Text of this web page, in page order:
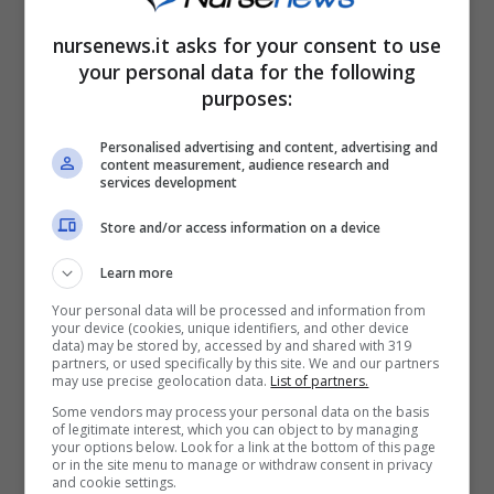
Il nome scelto per i taxi volanti èeVTOL
acronimo di electric vertical take-off and
landing, sono una specie di misto tra un drone
e un elicottero con la capacità di decollare e
nursenews.it asks for your consent to use
your personal data for the following
purposes:
Personalised advertising and content, advertising and
content measurement, audience research and
services development
Store and/or access information on a device
Learn more
Your personal data will be processed and information from
your device (cookies, unique identifiers, and other device
data) may be stored by, accessed by and shared with 319
partners, or used specifically by this site. We and our partners
may use precise geolocation data. List of partners.
Some vendors may process your personal data on the basis
of legitimate interest, which you can object to by managing
your options below. Look for a link at the bottom of this page
or in the site menu to manage or withdraw consent in privacy
and cookie settings.